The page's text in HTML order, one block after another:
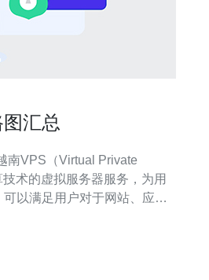
汇总
术的虚拟服务器服务，为用
以满足用户对于网站、应用
国际网络线路图，让用户能